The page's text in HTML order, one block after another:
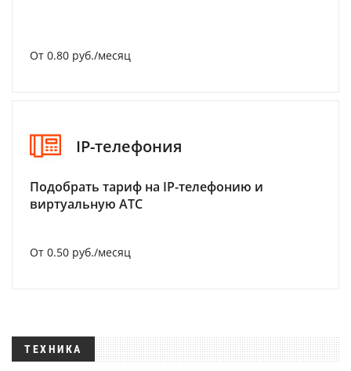
От 0.80 руб./месяц
IP-телефония
Подобрать тариф на IP-телефонию и
виртуальную АТС
От 0.50 руб./месяц
ТЕХНИКА